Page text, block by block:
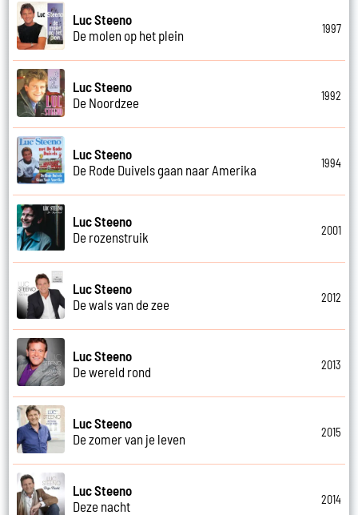
Luc Steeno
De molen op het plein
1997
Luc Steeno
De Noordzee
1992
Luc Steeno
De Rode Duivels gaan naar Amerika
1994
Luc Steeno
De rozenstruik
2001
Luc Steeno
De wals van de zee
2012
Luc Steeno
De wereld rond
2013
Luc Steeno
De zomer van je leven
2015
Luc Steeno
Deze nacht
2014